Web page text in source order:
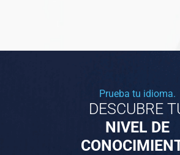
Prueba tu idioma.
DESCUBRE
NIVEL DE